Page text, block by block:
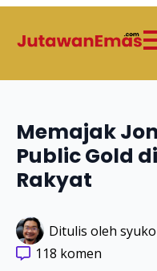
Memajak
Public Gold
Rakyat
Ditulis oleh
118 komen